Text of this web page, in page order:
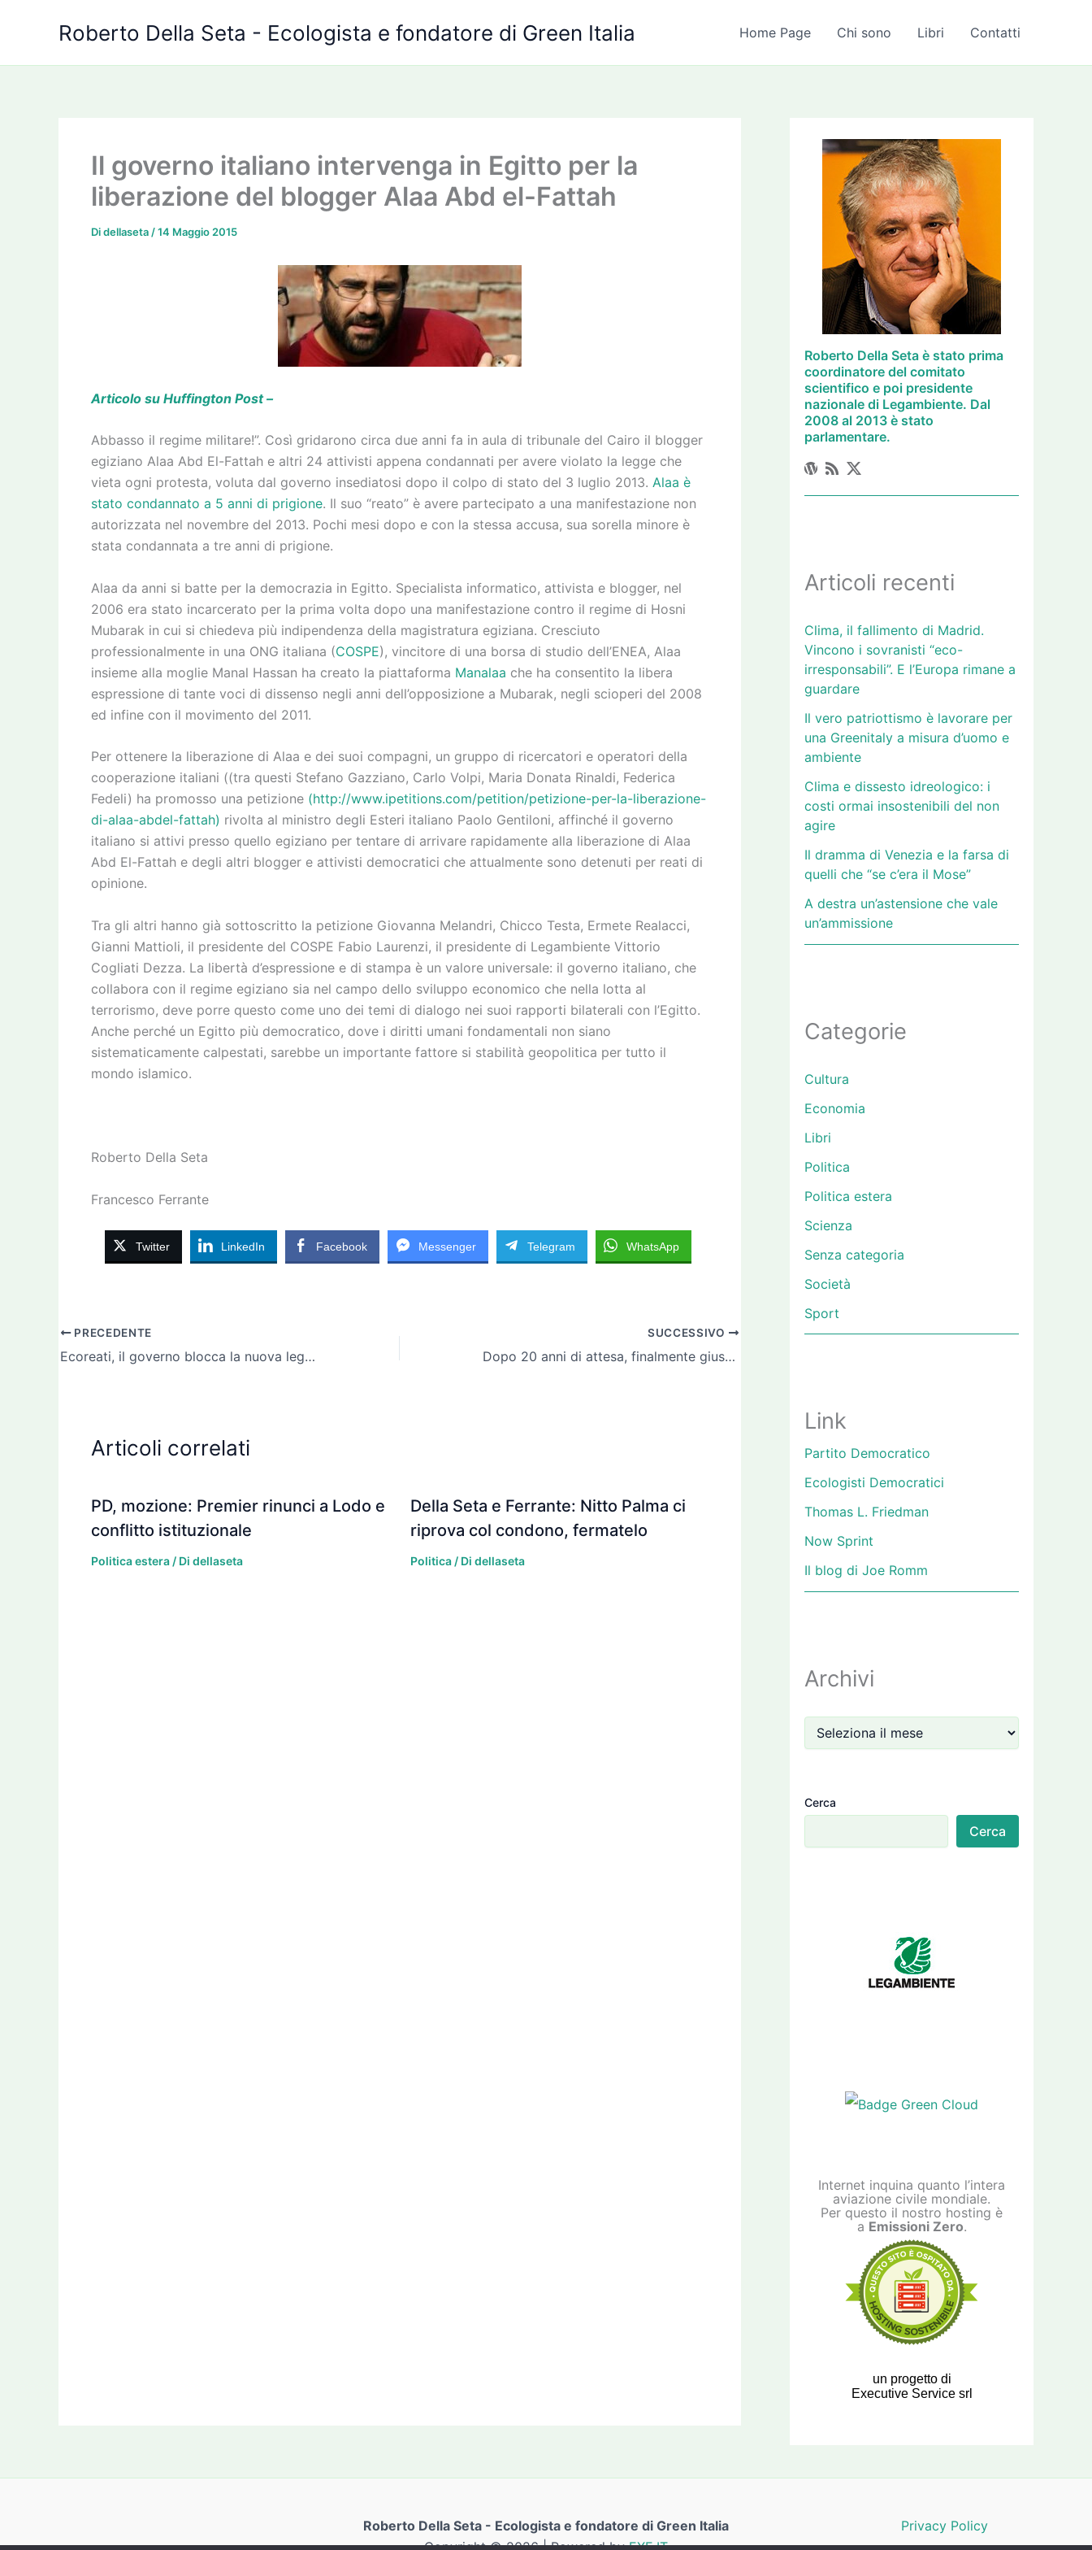
Roberto Della Seta - Ecologista e fondatore di Green Italia Home Page Chi sono Libri Contatti
Il governo italiano intervenga in Egitto per la
liberazione del blogger Alaa Abd el-Fattah
Didellaseta /14 Maggio 2015
Articolo su Huffington Post –
Abbasso il regime militare!”. Così gridarono circa due anni fa in aula di tribunale del Cairo il blogger
egiziano Alaa Abd El-Fattah e altri 24 attivisti appena condannati per avere violato la legge che
vieta ogni protesta, voluta dal governo insediatosi dopo il colpo di stato del 3 luglio 2013. Alaa è
stato condannato a 5 anni di prigione. Il suo “reato” è avere partecipato a una manifestazione non
autorizzata nel novembre del 2013. Pochi mesi dopo e con la stessa accusa, sua sorella minore è
stata condannata a tre anni di prigione.
Alaa da anni si batte per la democrazia in Egitto. Specialista informatico, attivista e blogger, nel
2006 era stato incarcerato per la prima volta dopo una manifestazione contro il regime di Hosni
Mubarak in cui si chiedeva più indipendenza della magistratura egiziana. Cresciuto
professionalmente in una ONG italiana (COSPE), vincitore di una borsa di studio dell’ENEA, Alaa
insieme alla moglie Manal Hassan ha creato la piattaforma Manalaa che ha consentito la libera
espressione di tante voci di dissenso negli anni dell’opposizione a Mubarak, negli scioperi del 2008
ed infine con il movimento del 2011.
Per ottenere la liberazione di Alaa e dei suoi compagni, un gruppo di ricercatori e operatori della
cooperazione italiani ((tra questi Stefano Gazziano, Carlo Volpi, Maria Donata Rinaldi, Federica
Fedeli) ha promosso una petizione (http://www.ipetitions.com/petition/petizione-per-la-liberazione-
di-alaa-abdel-fattah) rivolta al ministro degli Esteri italiano Paolo Gentiloni, affinché il governo
italiano si attivi presso quello egiziano per tentare di arrivare rapidamente alla liberazione di Alaa
Abd El-Fattah e degli altri blogger e attivisti democratici che attualmente sono detenuti per reati di
opinione.
Tra gli altri hanno già sottoscritto la petizione Giovanna Melandri, Chicco Testa, Ermete Realacci,
Gianni Mattioli, il presidente del COSPE Fabio Laurenzi, il presidente di Legambiente Vittorio
Cogliati Dezza. La libertà d’espressione e di stampa è un valore universale: il governo italiano, che
collabora con il regime egiziano sia nel campo dello sviluppo economico che nella lotta al
terrorismo, deve porre questo come uno dei temi di dialogo nei suoi rapporti bilaterali con l’Egitto.
Anche perché un Egitto più democratico, dove i diritti umani fondamentali non siano
sistematicamente calpestati, sarebbe un importante fattore si stabilità geopolitica per tutto il
mondo islamico.
Roberto Della Seta
Francesco Ferrante
Twitter LinkedIn Facebook Messenger Telegram WhatsApp
PRECEDENTE
Ecoreati, il governo blocca la nuova legge su ordine di Confindustria
SUCCESSIVO
Dopo 20 anni di attesa, finalmente giustizia per il popolo inquinato
Articoli correlati
PD, mozione: Premier rinunci a Lodo e
conflitto istituzionale
Politica estera / Di dellaseta
Della Seta e Ferrante: Nitto Palma ci
riprova col condono, fermatelo
Politica/ Di dellaseta
Roberto Della Seta è stato prima
coordinatore del comitato
scientifico e poi presidente
nazionale di Legambiente. Dal
2008 al 2013 è stato
parlamentare.
Articoli recenti
Clima, il fallimento di Madrid.
Vincono i sovranisti “eco-
irresponsabili”. E l’Europa rimane a
guardare
Il vero patriottismo è lavorare per
una Greenitaly a misura d’uomo e
ambiente
Clima e dissesto idreologico: i
costi ormai insostenibili del non
agire
Il dramma di Venezia e la farsa di
quelli che “se c’era il Mose”
A destra un’astensione che vale
un’ammissione
Categorie
Cultura
Economia
Libri
Politica
Politica estera
Scienza
Senza categoria
Società
Sport
Link
Partito Democratico
Ecologisti Democratici
Thomas L. Friedman
Now Sprint
Il blog di Joe Romm
Archivi
c
Cerca
Cerca
Internet inquina quanto l’intera
aviazione civile mondiale.
Per questo il nostro hosting è
a Emissioni Zero.
un progetto di
Executive Service srl
Roberto Della Seta - Ecologista e fondatore di Green Italia
Privacy Policy